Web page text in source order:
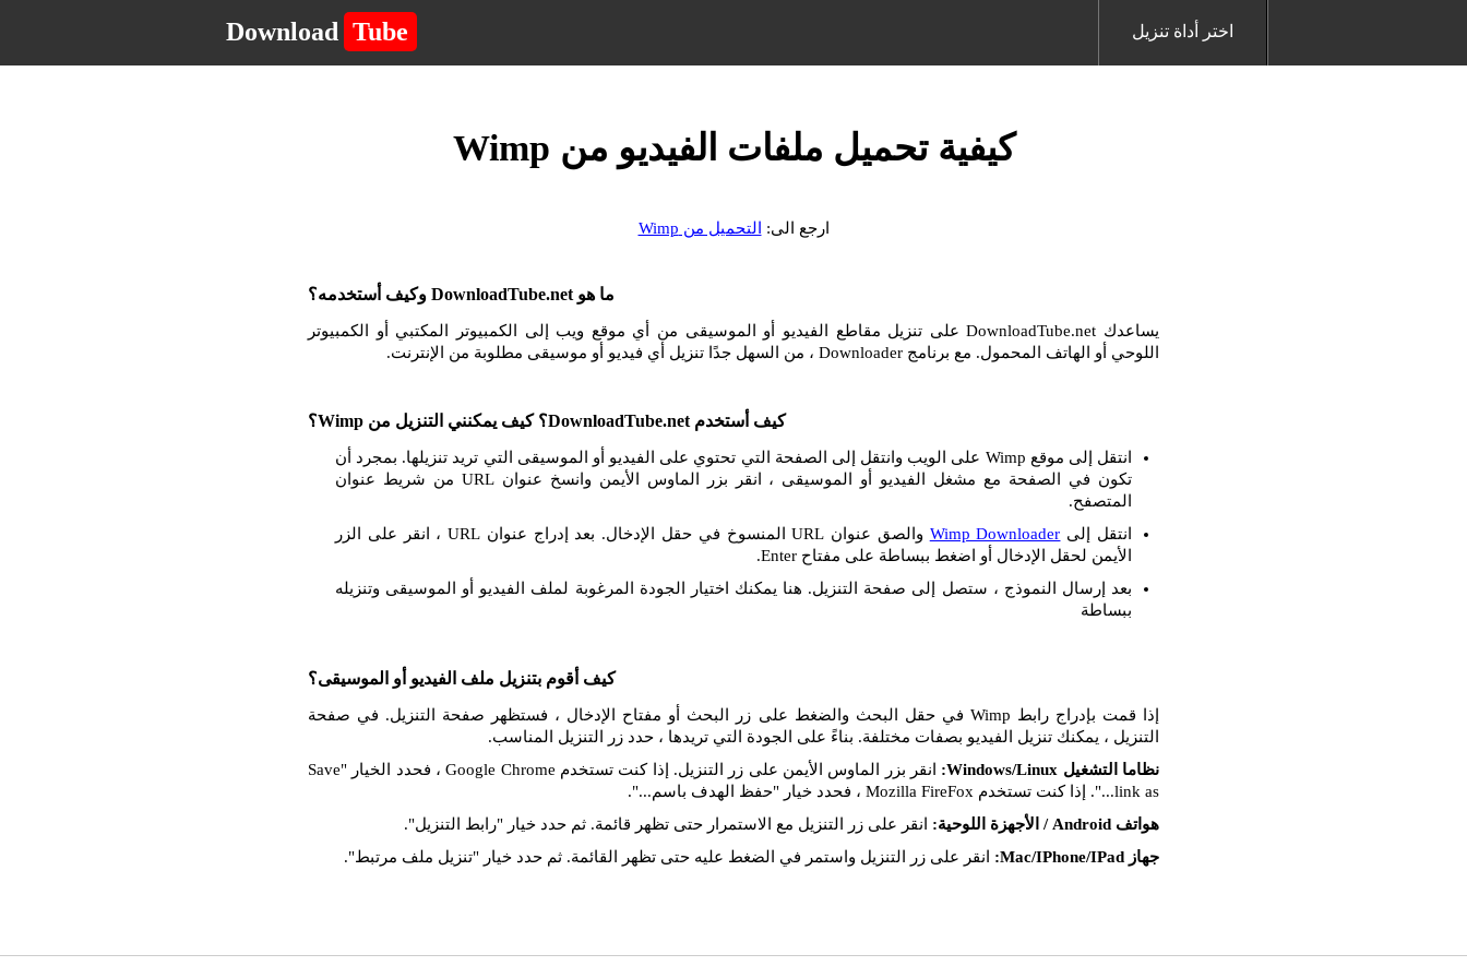
Download Tube اختر أداة تنزيل
كيفية تحميل ملفات الفيديو من Wimp
ارجع الى: التحميل من Wimp
ما هو DownloadTube.net وكيف أستخدمه؟
يساعدك DownloadTube.net على تنزيل مقاطع الفيديو أو الموسيقى من أي موقع ويب إلى الكمبيوتر المكتبي أو الكمبيوتر
اللوحي أو الهاتف المحمول. مع برنامج Downloader ، من السهل جدًا تنزيل أي فيديو أو موسيقى مطلوبة من الإنترنت.
كيف أستخدم DownloadTube.net؟ كيف يمكنني التنزيل من Wimp؟
انتقل إلى موقع Wimp على الويب وانتقل إلى الصفحة التي تحتوي على الفيديو أو الموسيقى التي تريد تنزيلها. بمجرد أن
تكون في الصفحة مع مشغل الفيديو أو الموسيقى ، انقر بزر الماوس الأيمن وانسخ عنوان URL من شريط عنوان
المتصفح.
انتقل إلى Wimp Downloader
والصق عنوان URL المنسوخ في حقل الإدخال. بعد إدراج عنوان URL ، انقر على الزر
الأيمن لحقل الإدخال أو اضغط ببساطة على مفتاح Enter.
بعد إرسال النموذج ، ستصل إلى صفحة التنزيل. هنا يمكنك اختيار الجودة المرغوبة لملف الفيديو أو الموسيقى وتنزيله
ببساطة
كيف أقوم بتنزيل ملف الفيديو أو الموسيقى؟
إذا قمت بإدراج رابط Wimp في حقل البحث والضغط على زر البحث أو مفتاح الإدخال ، فستظهر صفحة التنزيل. في صفحة
التنزيل ، يمكنك تنزيل الفيديو بصفات مختلفة. بناءً على الجودة التي تريدها ، حدد زر التنزيل المناسب.
نظاما التشغيل Windows/Linux:
انقر بزر الماوس الأيمن على زر التنزيل. إذا كنت تستخدم Google Chrome ، فحدد الخيار "Save
link as...". إذا كنت تستخدم Mozilla FireFox ، فحدد خيار "حفظ الهدف باسم...".
هواتف Android / الأجهزة اللوحية:
انقر على زر التنزيل مع الاستمرار حتى تظهر قائمة. ثم حدد خيار "رابط التنزيل".
جهاز Mac/IPhone/IPad:
انقر على زر التنزيل واستمر في الضغط عليه حتى تظهر القائمة. ثم حدد خيار "تنزيل ملف مرتبط".